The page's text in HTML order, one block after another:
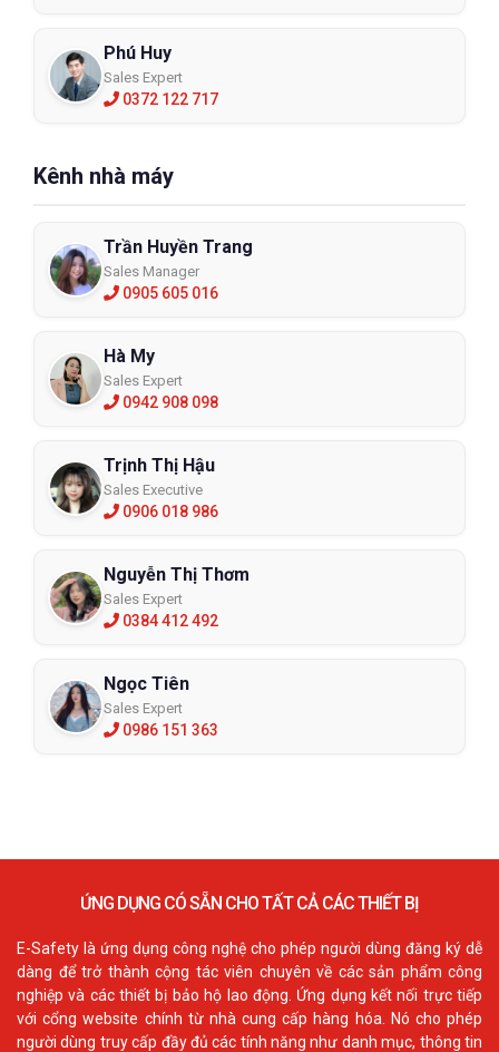
Phú Huy
Sales Expert
0372 122 717
Kênh nhà máy
Trần Huyền Trang
Sales Manager
0905 605 016
Hà My
Sales Expert
0942 908 098
Trịnh Thị Hậu
Sales Executive
0906 018 986
Nguyễn Thị Thơm
Sales Expert
0384 412 492
Ngọc Tiên
Sales Expert
0986 151 363
ỨNG DỤNG CÓ SẴN CHO TẤT CẢ CÁC THIẾT BỊ
E-Safety là ứng dụng công nghệ cho phép người dùng đăng ký dễ
dàng để trở thành cộng tác viên chuyên về các sản phẩm công
nghiệp và các thiết bị bảo hộ lao động. Ứng dụng kết nối trực tiếp
với cổng website chính từ nhà cung cấp hàng hóa. Nó cho phép
người dùng truy cấp đầy đủ các tính năng như danh mục, thông tin